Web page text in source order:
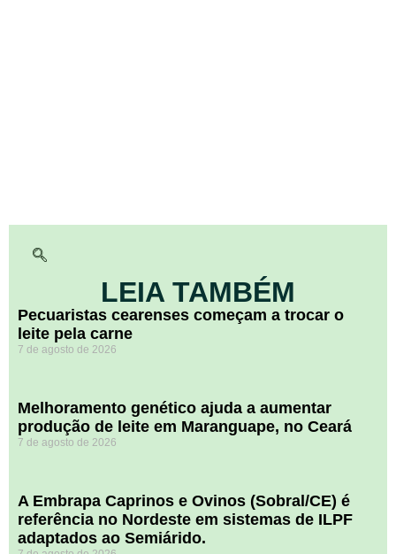
LEIA TAMBÉM
Pecuaristas cearenses começam a trocar o
leite pela carne
7 de agosto de 2026
Melhoramento genético ajuda a aumentar
produção de leite em Maranguape, no Ceará
7 de agosto de 2026
A Embrapa Caprinos e Ovinos (Sobral/CE) é
referência no Nordeste em sistemas de ILPF
adaptados ao Semiárido.